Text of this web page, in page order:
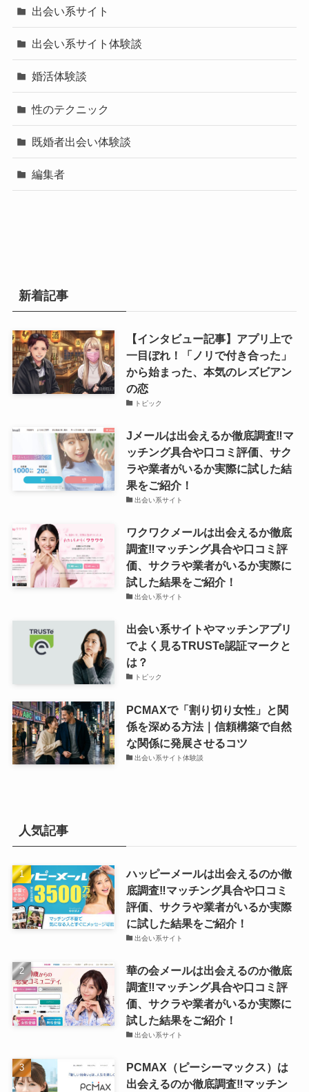
出会い系サイト
出会い系サイト体験談
婚活体験談
性のテクニック
既婚者出会い体験談
編集者
新着記事
【インタビュー記事】アプリ上で
一目ぼれ！「ノリで付き合った」
から始まった、本気のレズビアン
の恋
トピック
Jメールは出会えるか徹底調査‼マ
ッチング具合や口コミ評価、サク
ラや業者がいるか実際に試した結
果をご紹介！
出会い系サイト
ワクワクメールは出会えるか徹底
調査‼マッチング具合や口コミ評
価、サクラや業者がいるか実際に
試した結果をご紹介！
出会い系サイト
出会い系サイトやマッチンアプリ
でよく見るTRUSTe認証マークと
は？
トピック
PCMAXで「割り切り女性」と関
係を深める方法｜信頼構築で自然
な関係に発展させるコツ
出会い系サイト体験談
人気記事
ハッピーメールは出会えるのか徹
底調査‼マッチング具合や口コミ
評価、サクラや業者がいるか実際
に試した結果をご紹介！
出会い系サイト
華の会メールは出会えるのか徹底
調査‼マッチング具合や口コミ評
価、サクラや業者がいるか実際に
試した結果をご紹介！
出会い系サイト
PCMAX（ピーシーマックス）は
出会えるのか徹底調査‼マッチン